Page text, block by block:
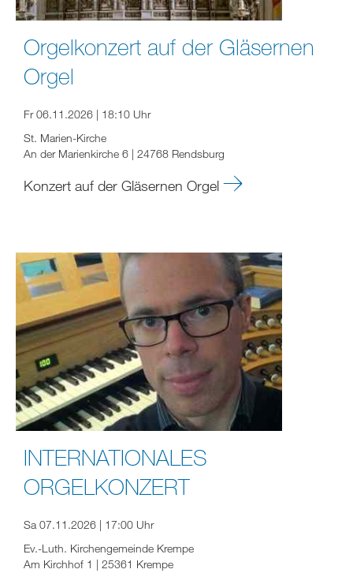
Orgelkonzert auf der Gläsernen
Orgel
Fr 06.11.2026 | 18:10 Uhr
St. Marien-Kirche
An der Marienkirche 6 | 24768 Rendsburg
Konzert auf der Gläsernen Orgel
INTERNATIONALES
ORGELKONZERT
Sa 07.11.2026 | 17:00 Uhr
Ev.-Luth. Kirchengemeinde Krempe
Am Kirchhof 1 | 25361 Krempe